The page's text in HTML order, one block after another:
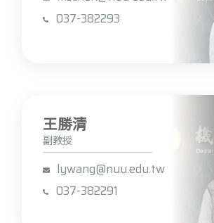
037-382293
王勝清
副教授
lywang@nuu.edu.tw
037-382291